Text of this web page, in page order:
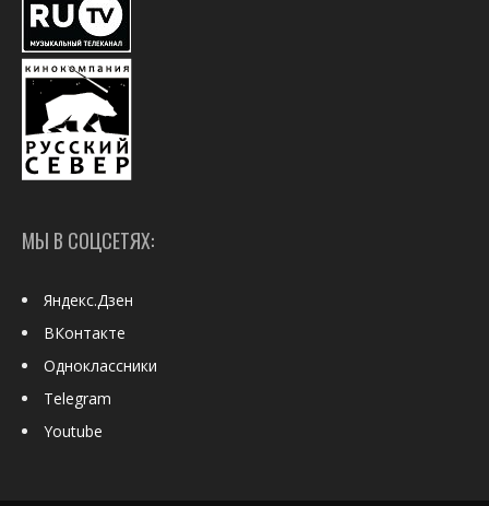
МЫ В СОЦСЕТЯХ:
Яндекс.Дзен
ВКонтакте
Одноклассники
Telegram
Youtube